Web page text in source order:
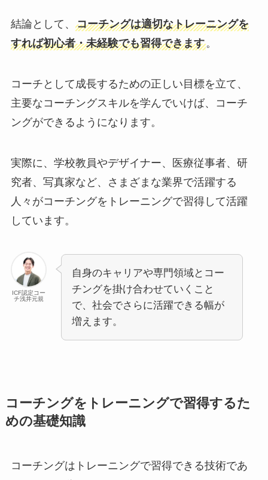
結論として、 コーチングは適切なトレーニングを
すれば初心者・未経験でも習得できます。
コーチとして成長するための正しい目標を立て、
主要なコーチングスキルを学んでいけば、コーチ
ングができるようになります。
実際に、学校教員やデザイナー、医療従事者、研
究者、写真家など、さまざまな業界で活躍する
人々がコーチングをトレーニングで習得して活躍
しています。
ICF認定コー
チ浅井元規
自身のキャリアや専門領域とコー
チングを掛け合わせていくこと
で、社会でさらに活躍できる幅が
増えます。
コーチングをトレーニングで習得するた
めの基礎知識
コーチングはトレーニングで習得できる技術であ